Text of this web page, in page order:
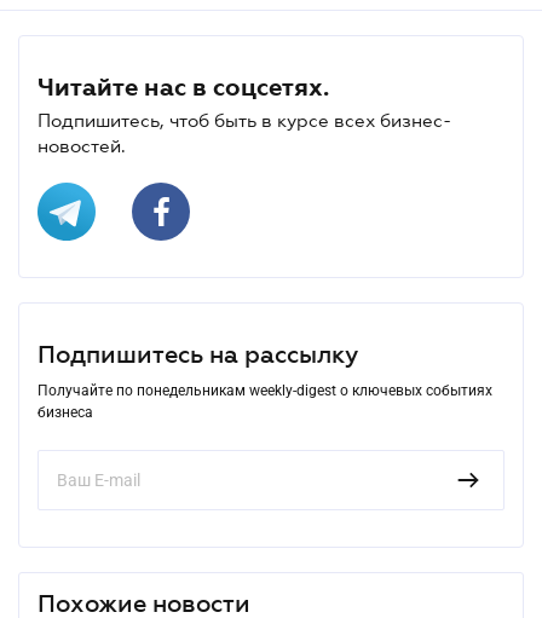
Читайте нас в соцсетях.
Подпишитесь, чтоб быть в курсе всех бизнес-
новостей.
Подпишитесь на рассылку
Получайте по понедельникам weekly-digest о ключевых событиях
бизнеса
Похожие новости